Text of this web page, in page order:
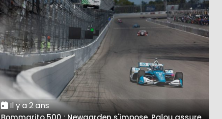
Il y a 2 ans